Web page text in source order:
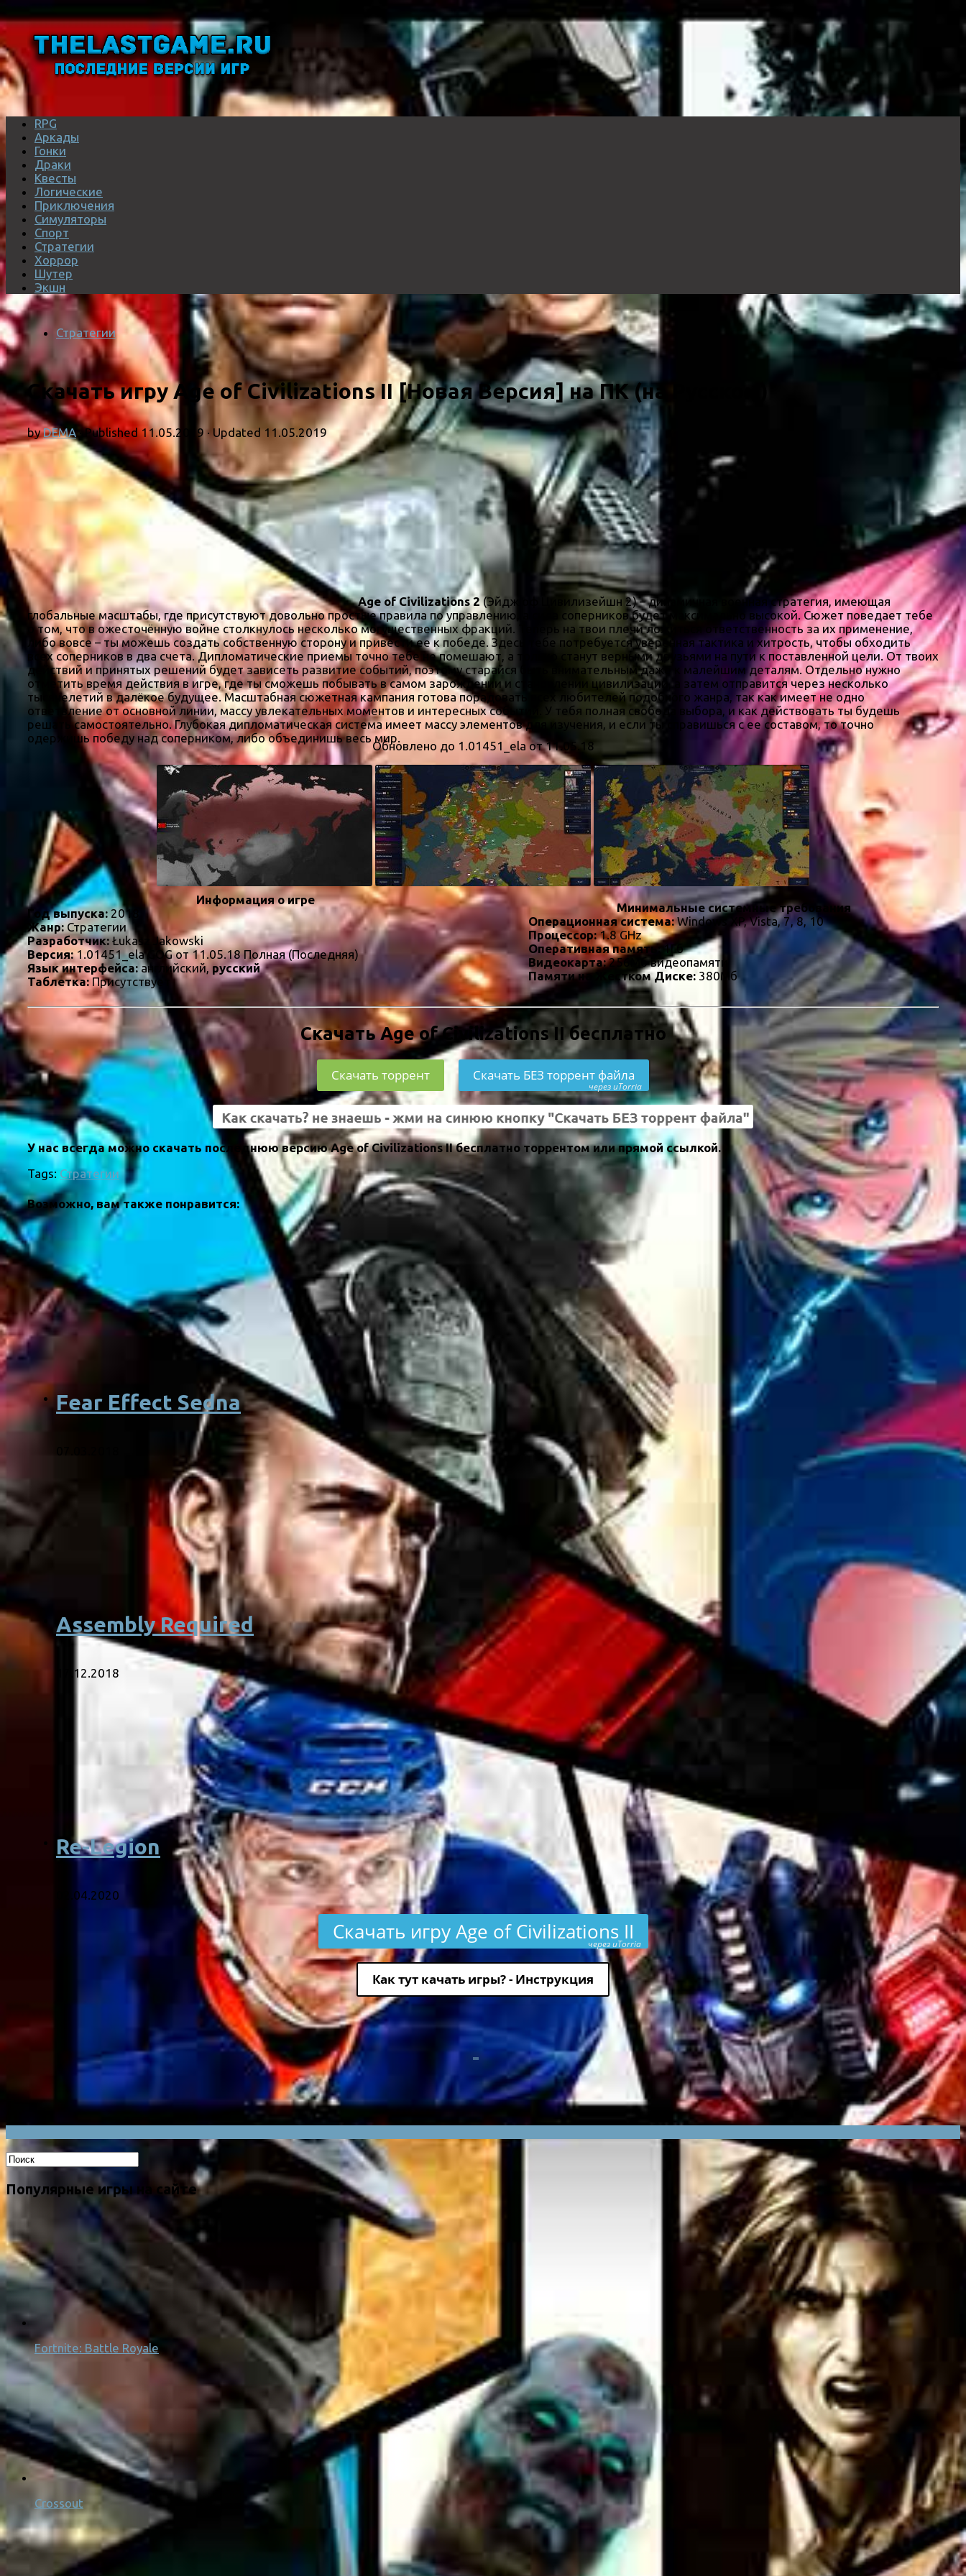
RPG
Аркады
Гонки
Драки
Квесты
Логические
Приключения
Симуляторы
Спорт
Стратегии
Хоррор
Шутер
Экшн
Стратегии
Скачать игру Age of Civilizations II [Новая Версия] на ПК (на Русском)
byDEMA · Published11.05.2019 · Updated 11.05.2019
Age of Civilizations 2(Эйдж оф Цивилизейшн 2) – динамичная военная стратегия, имеющая
глобальные масштабы, где присутствуют довольно простые правила по управлению, а сила соперников будет максимально высокой. Сюжет поведает тебе
о том, что в ожесточённую войне столкнулось несколько могущественных фракций. Теперь на твои плечи ложиться ответственность за их применение,
либо вовсе – ты можешь создать собственную сторону и привести ее к победе. Здесь тебе потребуется уверенная тактика и хитрость, чтобы обходить
всех соперников в два счета. Дипломатические приемы точно тебе не помешают, а только станут верными друзьями на пути к поставленной цели. От твоих
действий и принятых решений будет зависеть развитие событий, поэтому старайся быть внимательным даже к малейшим деталям. Отдельно нужно
отметить время действия в игре, где ты сможешь побывать в самом зарождении и становлении цивилизации, а затем отправится через несколько
тысячелетий в далёкое будущее. Масштабная сюжетная кампания готова порадовать всех любителей подобного жанра, так как имеет не одно
ответвление от основной линии, массу увлекательных моментов и интересных событий. У тебя полная свобода выбора, и как действовать ты будешь
решать самостоятельно. Глубокая дипломатическая система имеет массу элементов для изучения, и если ты справишься с ее составом, то точно
одержишь победу над соперником, либо объединишь весь мир.
Обновлено до 1.01451_ela от 11.05.18
Информация о игре
Год выпуска:2018
Жанр:Стратегии
Разработчик:Łukasz Jakowski
Версия:1.01451_ela GOG от 11.05.18 Полная (Последняя)
Язык интерфейса: английский, русский
Таблетка:Присутствует
Минимальные системные требования
Операционная система:Windows XP, Vista, 7, 8, 10
Процессор:1.8 GHz
Оперативная память:1Гб
Видеокарта:256Мб видеопамяти
Памяти на Жестком Диске: 380Мб
Скачать Age of Civilizations II бесплатно
Скачать торрент Скачать БЕЗ торрент файла
через uTorria
У нас всегда можно скачать последнюю версию Age of Civilizations II бесплатно торрентом или прямой ссылкой.
Tags: Стратегии
Возможно, вам также понравится:
Fear Effect Sedna
Assembly Required
17.12.2018
Re-Legion
02.04.2020
Скачать игру Age of Civilizations II
через uTorria
Как тут качать игры? - Инструкция
Популярные игры на сайте
Fortnite: Battle Royale
Crossout